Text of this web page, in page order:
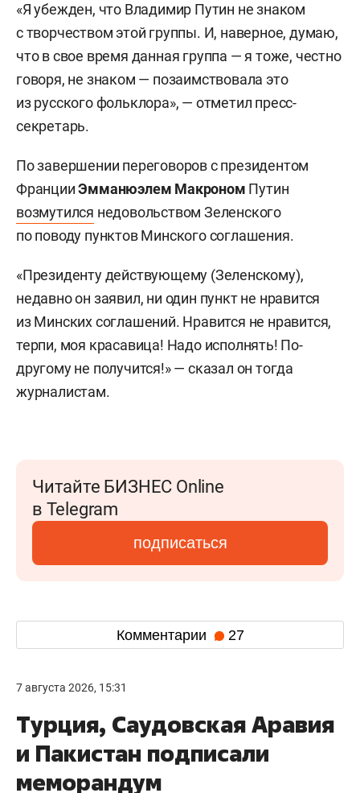
«Я убежден, что Владимир Путин не знаком
с творчеством этой группы. И, наверное, думаю,
что в свое время данная группа — я тоже, честно
говоря, не знаком — позаимствовала это
из русского фольклора», — отметил пресс-
секретарь.
По завершении переговоров с президентом
ФранцииЭмманюэлем Макроном Путин
возмутился недовольством Зеленского
по поводу пунктов Минского соглашения.
«Президенту действующему (Зеленскому),
недавно он заявил, ни один пункт не нравится
из Минских соглашений. Нравится не нравится,
терпи, моя красавица! Надо исполнять! По-
другому не получится!» — сказал он тогда
журналистам.
Читайте БИЗНЕС Online
в Telegram
подписаться
Комментарии 27
7 августа 2026, 15:31
Турция, Саудовская Аравия
и Пакистан подписали
меморандум